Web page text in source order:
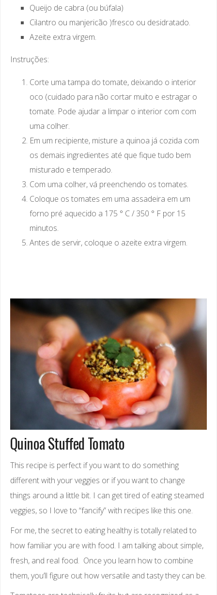
Queijo de cabra (ou búfala)
Cilantro ou manjericão )fresco ou desidratado.
Azeite extra virgem.
Instruções:
Corte uma tampa do tomate, deixando o interior
oco (cuidado para não cortar muito e estragar o
tomate. Pode ajudar a limpar o interior com com
uma colher.
Em um recipiente, misture a quinoa já cozida com
os demais ingredientes até que fique tudo bem
misturado e temperado.
Com uma colher, vá preenchendo os tomates.
Coloque os tomates em uma assadeira em um
forno pré aquecido a 175 ° C / 350 ° F por 15
minutos.
Antes de servir, coloque o azeite extra virgem.
Quinoa Stuffed Tomato
This recipe is perfect if you want to do something
different with your veggies or if you want to change
things around a little bit. I can get tired of eating steamed
veggies, so I love to “fancify” with recipes like this one.
For me, the secret to eating healthy is totally related to
how familiar you are with food. I am talking about simple,
fresh, and real food. Once you learn how to combine
them, you’ll figure out how versatile and tasty they can be.